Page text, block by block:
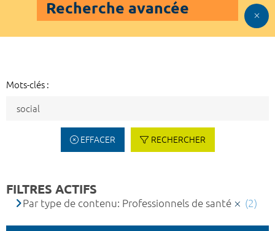
Recherche avancée
Mots-clés :
EFFACER RECHERCHER
FILTRES ACTIFS
Par type de contenu: Professionnels de santé (2)